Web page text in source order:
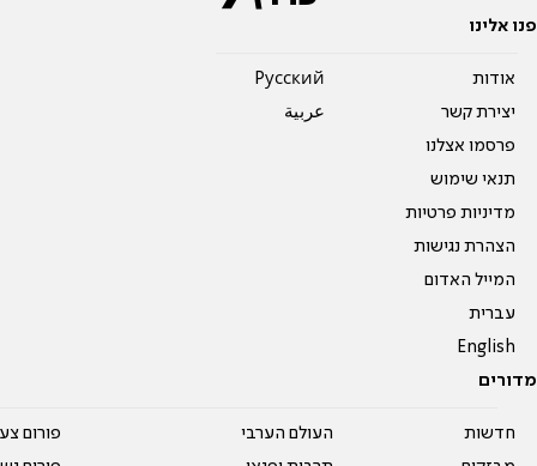
פנו אלינו
אודות
יצירת קשר
פרסמו אצלנו
תנאי שימוש
מדיניות פרטיות
הצהרת נגישות
המייל האדום
עברית
English
Pусский
عربية
מדורים
חדשות
העולם הערבי
פורום